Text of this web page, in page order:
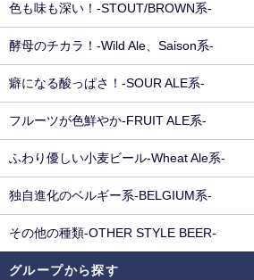
色も味も深い！-STOUT/BROWN系-
酵母のチカラ！-Wild Ale、Saison系-
癖になる酸っぱさ！-SOUR ALE系-
フルーツが色鮮やか-FRUIT ALE系-
ふわり優しい小麦ビール-Wheat Ale系-
独自進化のベルギー系-BELGIUM系-
その他の種類-OTHER STYLE BEER-
グループから探す